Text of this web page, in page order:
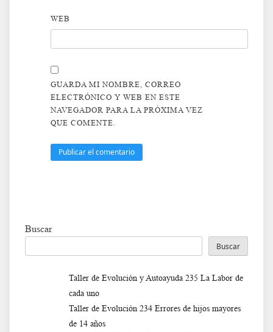
WEB
GUARDA MI NOMBRE, CORREO
ELECTRÓNICO Y WEB EN ESTE
NAVEGADOR PARA LA PRÓXIMA VEZ
QUE COMENTE.
Buscar
Buscar
Taller de Evolución y Autoayuda 235 La Labor de
cada uno
Taller de Evolución 234 Errores de hijos mayores
de 14 años